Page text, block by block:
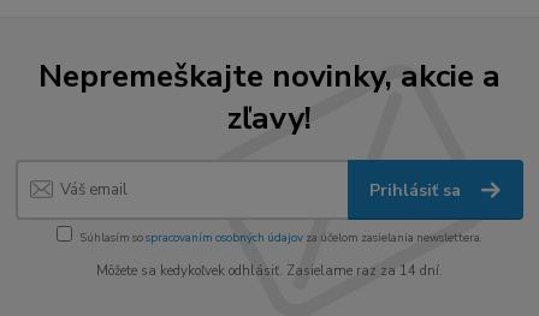
Nepremeškajte novinky, akcie a
zľavy!
Prihlásiť sa
Súhlasím sospracovaním osobných údajov za účelom zasielania newslettera.
Môžete sa kedykoľvek odhlásiť. Zasielame raz za 14 dní.